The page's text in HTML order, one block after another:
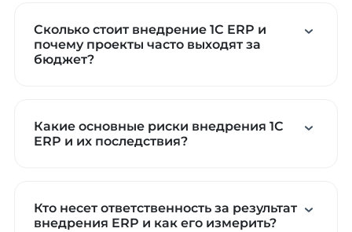
Сколько стоит внедрение 1С ERP и
почему проекты часто выходят за
бюджет?
Какие основные риски внедрения 1С
ERP и их последствия?
Кто несет ответственность за результат
внедрения ERP и как его измерить?